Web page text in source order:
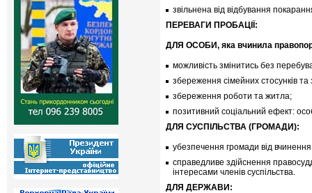
звільнена від відбування
ПЕРЕВАГИ ПРОБАЦІЇ:
ДЛЯ ОСОБИ, яка вчинила
можливість змінитись без
збереження сімейних стосунків та
збереження роботи та житла;
позитивний соціальний ефект:
ДЛЯ СУСПІЛЬСТВА (ГРОМАДИ):
убезпечення громади від
справедливе здійснення
інтересами членів суспільства.
ДЛЯ ДЕРЖАВИ: